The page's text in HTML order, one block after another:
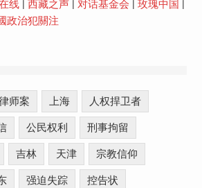
线| 西藏之声| 对话基金会 玫瑰中国
政治犯關注
师案 上海 人权捍卫者
公民权利 刑事拘留
吉林 天津 宗教信仰
强迫失踪 控告状